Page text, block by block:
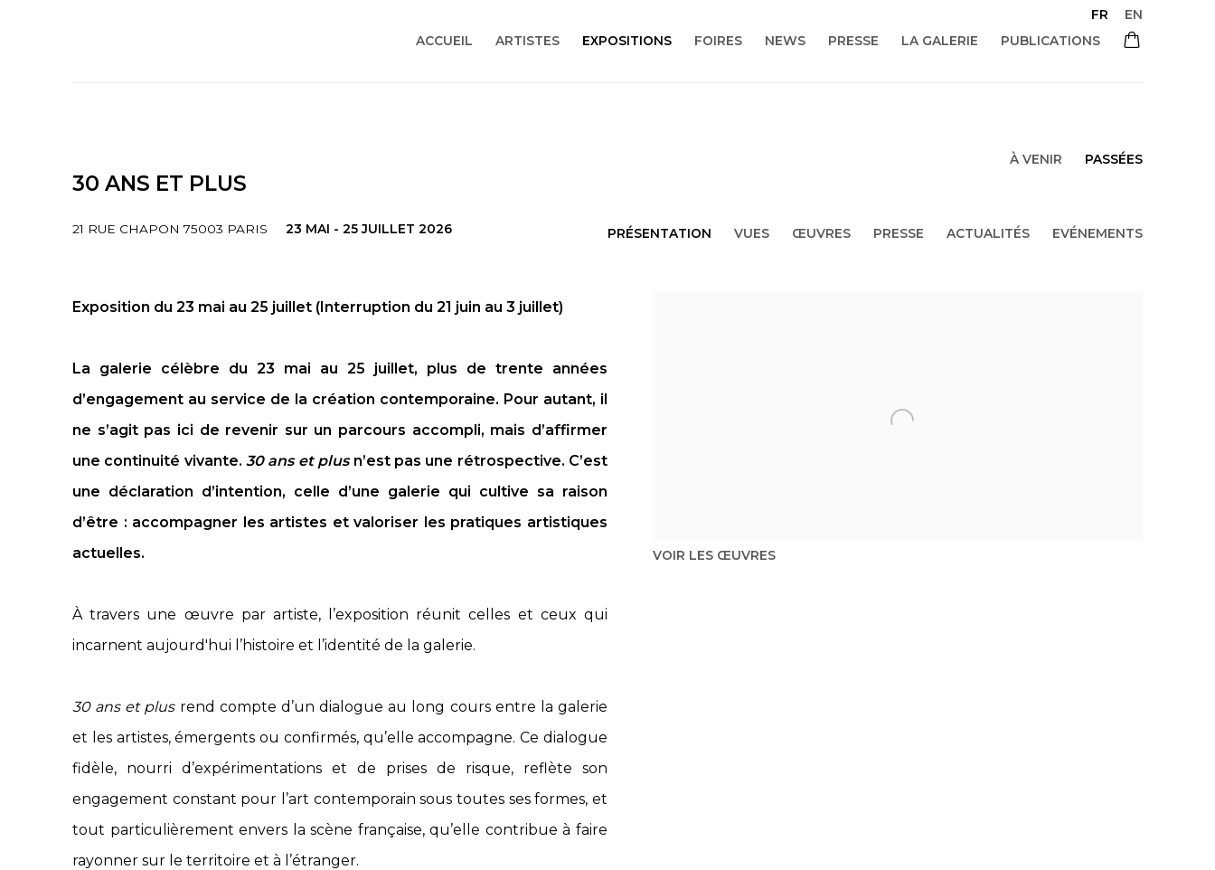
ACCUEIL ARTISTES EXPOSITIONS FOIRES NEWS PRESSE LA GALERIE PUBLICATIONS
FR EN
À VENIR PASSÉES
30 ANS ET PLUS
23 MAI - 25 JUILLET 2026
21 RUE CHAPON 75003 PARIS PRÉSENTATION VUES ŒUVRES PRESSE ACTUALITÉS EVÉNEMENTS
VOIR LES ŒUVRES
Exposition du 23 mai au 25 juillet (Interruption du 21 juin au 3 juillet)
La galerie célèbre du 23 mai au 25 juillet, plus de trente années
d’engagement au service de la création contemporaine. Pour autant, il
ne s’agit pas ici de revenir sur un parcours accompli, mais d’affirmer
une continuité vivante.30 ans et plus n’est pas une rétrospective. C’est
une déclaration d’intention, celle d’une galerie qui cultive sa raison
d’être : accompagner les artistes et valoriser les pratiques artistiques
actuelles.
À travers une œuvre par artiste, l’exposition réunit celles et ceux qui
incarnent aujourd'hui l’histoire et l’identité de la galerie.
30 ans et plusrend compte d’un dialogue au long cours entre la galerie
et les artistes, émergents ou confirmés, qu’elle accompagne. Ce dialogue
fidèle, nourri d’expérimentations et de prises de risque, reflète son
engagement constant pour l’art contemporain sous toutes ses formes, et
tout particulièrement envers la scène française, qu’elle contribue à faire
rayonner sur le territoire et à l’étranger.